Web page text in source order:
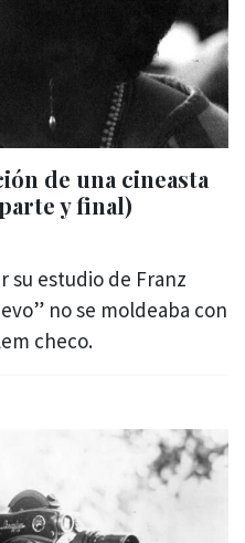
de una cineasta
y final)
su estudio de Franz
no se moldeaba con
checo.